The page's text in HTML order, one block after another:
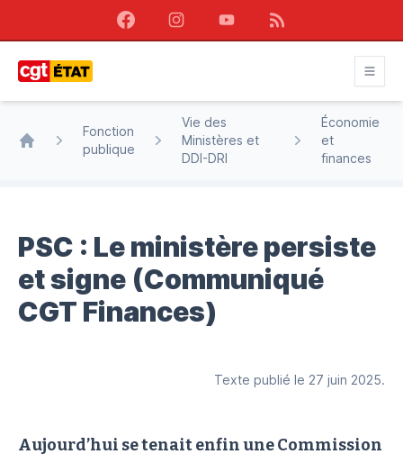
FacebookInstagramYoutubeRSS
Fonction
publique
Vie des
Ministères et
DDI-DRI
Économie
et
finances
PSC : Le ministère persiste
et signe (Communiqué
CGT Finances)
Texte publié le 27 juin 2025.
Aujourd’hui se tenait enfin une Commission